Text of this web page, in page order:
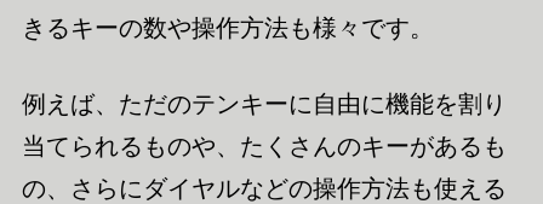
きるキーの数や操作方法も様々です。
例えば、ただのテンキーに自由に機能を割り
当てられるものや、たくさんのキーがあるも
の、さらにダイヤルなどの操作方法も使える